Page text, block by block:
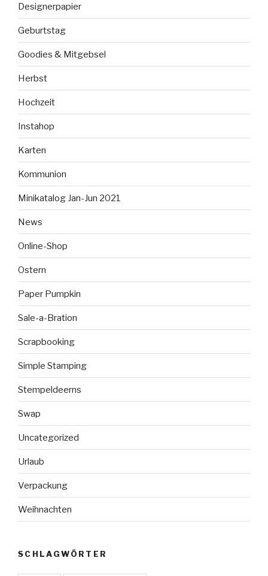
Designerpapier
Geburtstag
Goodies & Mitgebsel
Herbst
Hochzeit
Instahop
Karten
Kommunion
Minikatalog Jan-Jun 2021
News
Online-Shop
Ostern
Paper Pumpkin
Sale-a-Bration
Scrapbooking
Simple Stamping
Stempeldeerns
Swap
Uncategorized
Urlaub
Verpackung
Weihnachten
SCHLAGWÖRTER